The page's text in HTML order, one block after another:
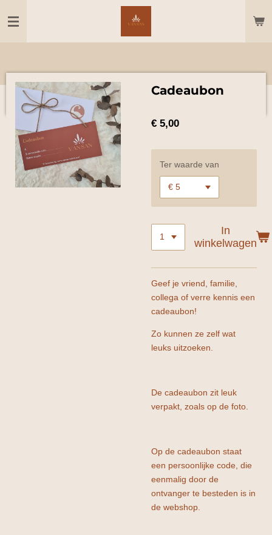
direct
Cadeaubon
€ 5,00
Ter waarde van
In
winkelwagen
Geef je vriend, familie,
collega of verre kennis een
cadeaubon!
Zo kunnen ze zelf wat
leuks uitzoeken.
De cadeaubon zit leuk
verpakt, zoals op de foto.
Op de cadeaubon staat
een persoonlijke code, die
eenmalig door de
ontvanger te besteden is in
de webshop.